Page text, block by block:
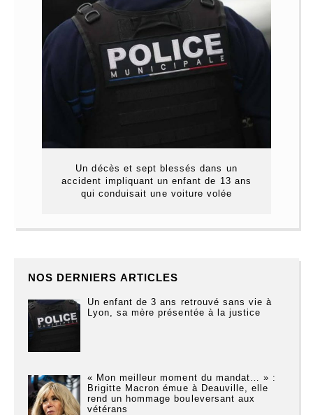
Un décès et sept blessés dans un
accident impliquant un enfant de 13 ans
qui conduisait une voiture volée
NOS DERNIERS ARTICLES
Un enfant de 3 ans retrouvé sans vie à
Lyon, sa mère présentée à la justice
« Mon meilleur moment du mandat… » :
Brigitte Macron émue à Deauville, elle
rend un hommage bouleversant aux
vétérans